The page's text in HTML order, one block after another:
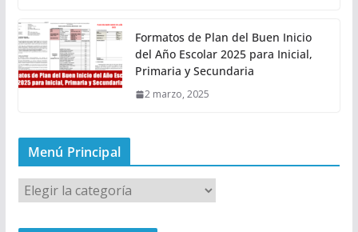
Formatos de Plan del Buen Inicio
del Año Escolar 2025 para Inicial,
Primaria y Secundaria
2 marzo, 2025
Menú Principal
M
n